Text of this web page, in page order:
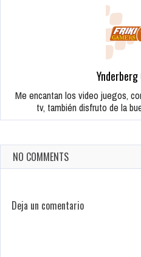
Me encantan los video juegos,
tv, también disfruto de la
NO COMMENTS
Deja un comentario